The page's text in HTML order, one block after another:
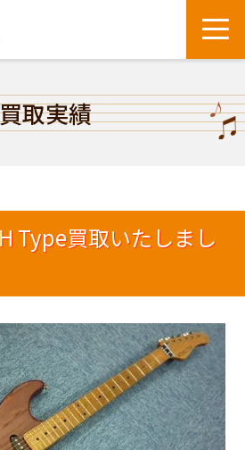
買取実績
Type買取いたしまし